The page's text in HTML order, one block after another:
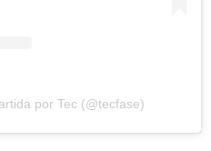
por Tec (@tecfase)